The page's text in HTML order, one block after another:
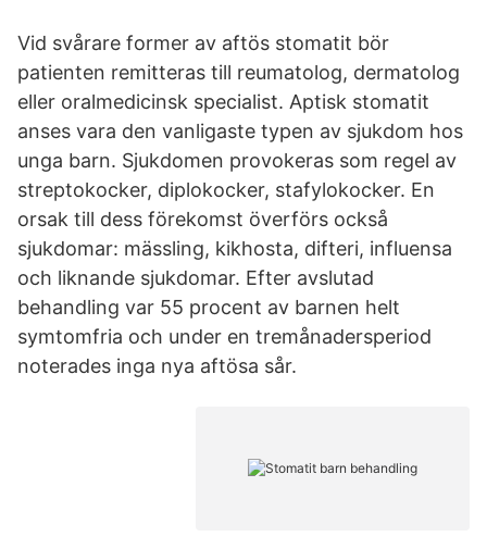
Vid svårare former av aftös stomatit bör
patienten remitteras till reumatolog, dermatolog
eller oralmedicinsk specialist. Aptisk stomatit
anses vara den vanligaste typen av sjukdom hos
unga barn. Sjukdomen provokeras som regel av
streptokocker, diplokocker, stafylokocker. En
orsak till dess förekomst överförs också
sjukdomar: mässling, kikhosta, difteri, influensa
och liknande sjukdomar. Efter avslutad
behandling var 55 procent av barnen helt
symtomfria och under en tremånadersperiod
noterades inga nya aftösa sår.